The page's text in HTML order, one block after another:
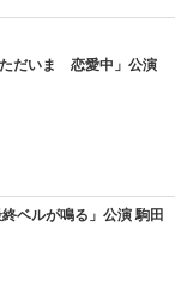
ただいま 恋愛中」公演
ベルが鳴る」公演 駒田